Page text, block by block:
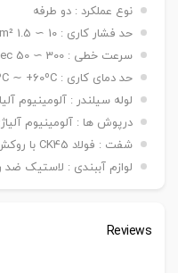
بست
نصبی
شاخه مادگی Y – بست چشمی FI – بست شناور FC
سنسور KT 33 R
تعداد
سنسور
یک عدد ,دو عدد
نوع عملکرد : دو طرفه
حد فشار کاری : 10 ∼ 1.5 kgf/cm²
سرعت خطی : 300 ∼ 50 mm/sec
حد دمای کاری : 5ºC ∼ +60ºC-
لوله سیلندر : آلومینیوم
درپوش ها : آلومینیوم
شفت : فولاد CK45 با روکش کرم سخت
لوازم آببندی : لاستیک ضد
Reviews